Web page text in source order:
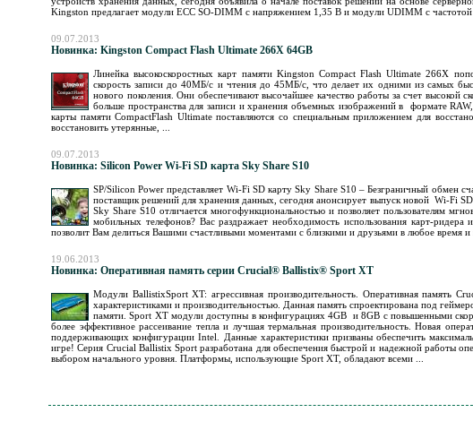
Kingston предлагает модули ECC SO-DIMM с напряжением 1,35 В и модули UDIMM с
09.07.2013
Новинка: Kingston Compact Flash Ultimate 266Х 64GB
Линейка высокоскоростных карт памяти Kingston Compact Flash Ultimate 266Х
скорость записи до 40МБ/с и чтения до 45МБ/с, что делает их одними из самых
нового поколения. Они обеспечивают высочайшее качество работы за счет
больше пространства для записи и хранения объемных изображений в формате
карты памяти CompactFlash Ultimate поставляются со специальным приложением для
восстановить утерянные, ...
09.07.2013
Новинка: Silicon Power Wi-Fi SD карта Sky Share S10
SP/Silicon Power представляет Wi-Fi SD карту Sky Share S10 – Безграничный
поставщик решений для хранения данных, сегодня анонсирует выпуск новой Wi-Fi
Sky Share S10 отличается многофункциональностью и позволяет пользователям
мобильных телефонов? Вас раздражает необходимость использования карт-
позволит Вам делиться Вашими счастливыми моментами с близкими и друзьями в любое время и
19.06.2013
Новинка: Оперативная память серии Crucial® Ballistix® Sport XT
Модули BallistixSport XT: агрессивная производительность. Оперативная память
характеристиками и производительностью. Данная память спроектирована под
памяти. Sport XT модули доступны в конфигурациях 4GB и 8GB с повышенными
более эффективное рассеивание тепла и лучшая термальная производительность. Новая
поддерживающих конфигурации Intel. Данные характеристики призваны обеспечить
игре! Серия Crucial Ballistix Sport разработана для обеспечения быстрой и надежной работы
выбором начального уровня. Платформы, использующие Sport XT, обладают всеми ...